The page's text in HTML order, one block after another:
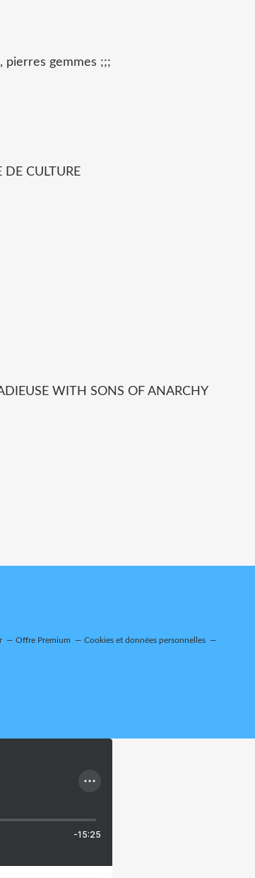
pierres gemmes ;;;
DE CULTURE
WITH SONS OF ANARCHY
Offre Premium Cookies et données personnelles
-15:25